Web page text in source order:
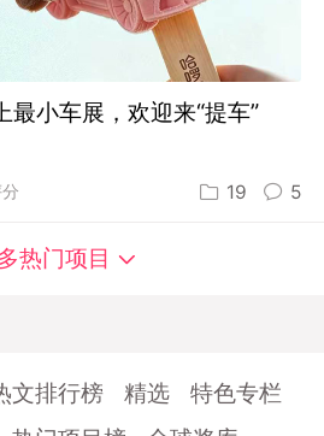
最小车展，欢迎来“提车”
19 5
热门项目
文排行榜 精选
特色专栏